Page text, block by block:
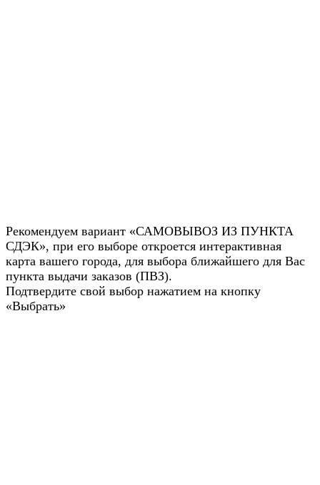
Рекомендуем вариант «САМОВЫВОЗ ИЗ ПУНКТА
СДЭК», при его выборе откроется интерактивная
карта вашего города, для выбора ближайшего для Вас
пункта выдачи заказов (ПВЗ).
Подтвердите свой выбор нажатием на кнопку
«Выбрать»